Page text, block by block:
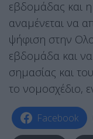
εβδομάδας και
αναμένεται να
ψήφιση στην
εβδομάδα και να
σημασίας και
το νομοσχέδιο,
Facebook